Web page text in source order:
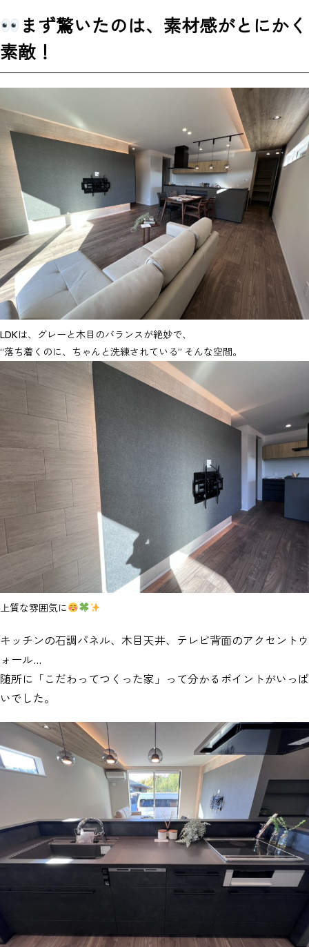
まず驚いたのは、素材感がとにかく
素敵！
LDKは、グレーと木目のバランスが絶妙で、
“落ち着くのに、ちゃんと洗練されている” そんな空間。
上質な雰囲気に
キッチンの石調パネル、木目天井、テレビ背面のアクセントウ
ォール…
随所に「こだわってつくった家」って分かるポイントがいっぱ
いでした。